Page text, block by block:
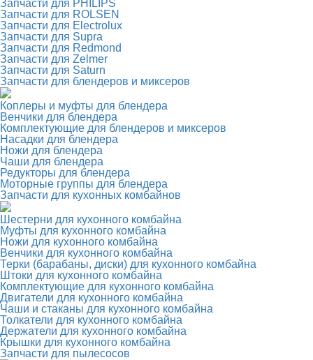
Запчасти для PHILIPS
Запчасти для ROLSEN
Запчасти для Electrolux
Запчасти для Supra
Запчасти для Redmond
Запчасти для Zelmer
Запчасти для Saturn
Запчасти для блендеров и миксеров
Коплеры и муфты для блендера
Венчики для блендера
Комплектующие для блендеров и миксеров
Насадки для блендера
Ножи для блендера
Чаши для блендера
Редукторы для блендера
Моторные группы для блендера
Запчасти для кухонных комбайнов
Шестерни для кухонного комбайна
Муфты для кухонного комбайна
Ножи для кухонного комбайна
Венчики для кухонного комбайна
Терки (барабаны, диски) для кухонного комбайна
Штоки для кухонного комбайна
Комплектующие для кухонного комбайна
Двигатели для кухонного комбайна
Чаши и стаканы для кухонного комбайна
Толкатели для кухонного комбайна
Держатели для кухонного комбайна
Крышки для кухонного комбайна
Запчасти для пылесосов